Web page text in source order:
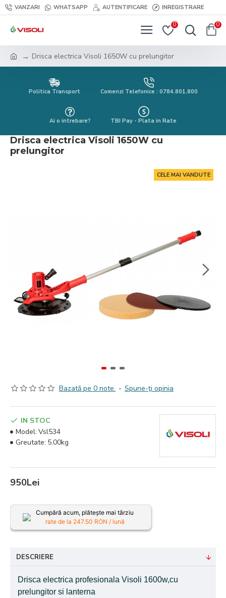
VANZARI WHATSAPP AUTENTIFICARE INREGISTRARE
0 0
Drisca electrica Visoli 1650W cu prelungitor
Politica Transport Comenzi Telefonice : 0784.801.800
Ai o intrebare? TBI Pay - Plata in Rate
Drisca electrica Visoli 1650W cu
prelungitor
CELE MAI VANDUTE
Bazată pe 0 note. - Spune-ţi opinia
950Lei
IN STOC
Model: Vsl534
Greutate: 5.00kg
Cumpără acum, plătește mai târziu
rate de la 247.50 RON / lună
DESCRIERE
Drisca electrica profesionala Visoli 1600w,cu
prelungitor si lanterna